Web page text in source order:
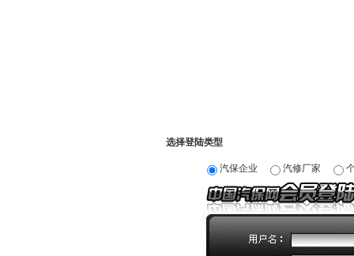
选择登陆类型
汽保企业 汽修厂家